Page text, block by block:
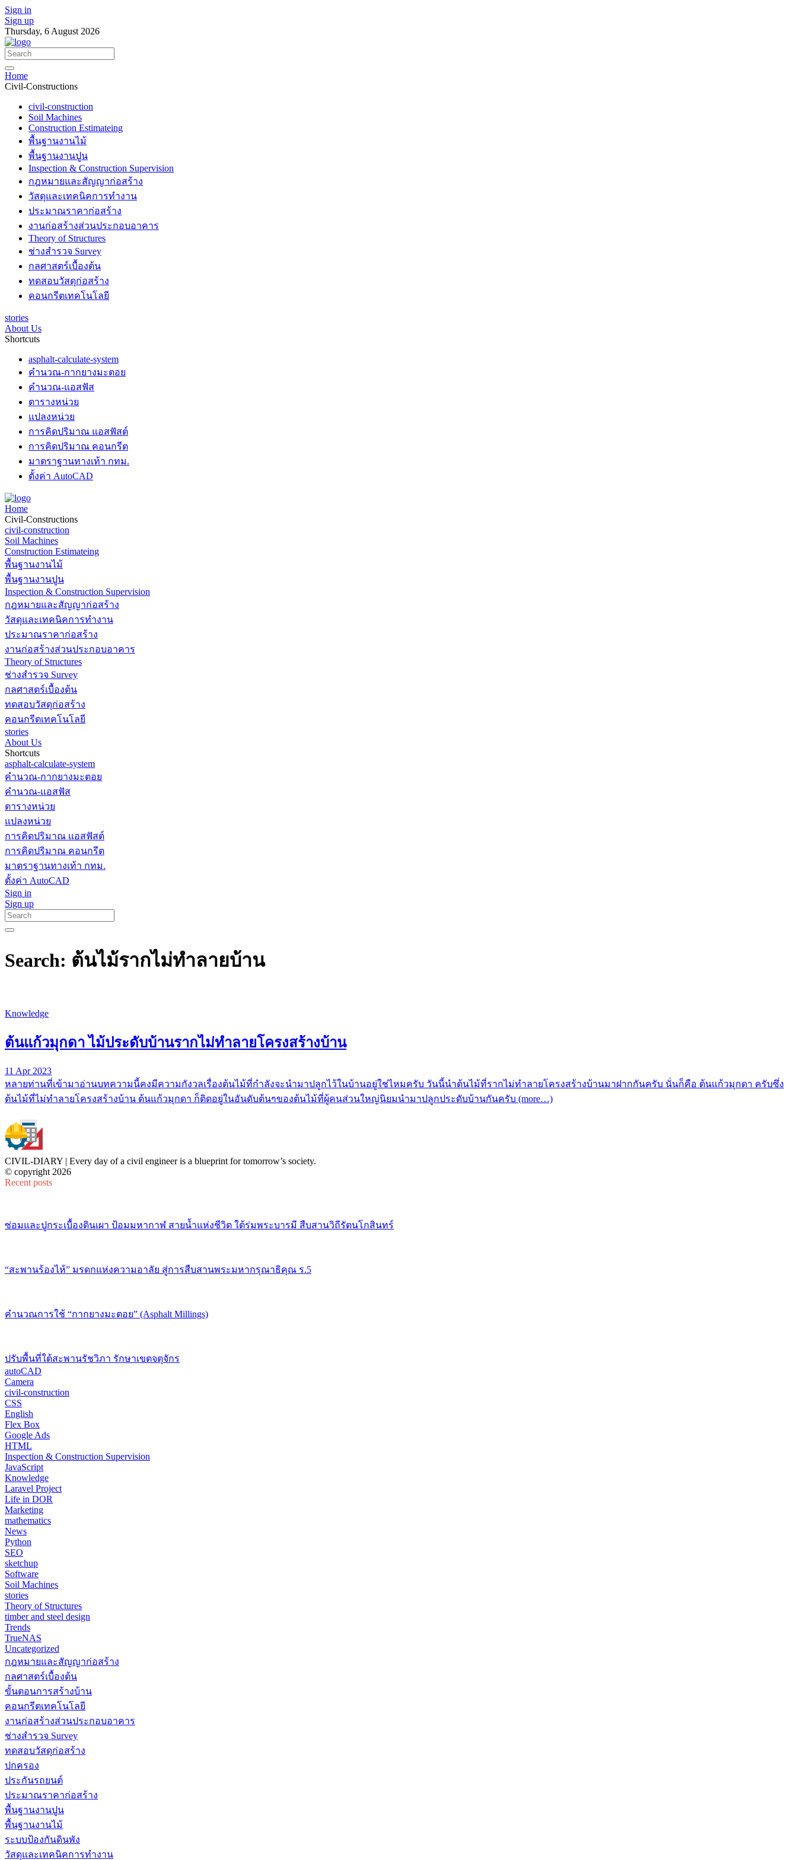
Sign in
Sign up
Thursday, 6 August 2026
Home
Civil-Constructions
civil-construction
Soil Machines
Construction Estimateing
พื้นฐานงานไม้
พื้นฐานงานปูน
Inspection & Construction Supervision
กฎหมายและสัญญาก่อสร้าง
วัสดุและเทคนิคการทำงาน
ประมาณราคาก่อสร้าง
งานก่อสร้างส่วนประกอบอาคาร
Theory of Structures
ช่างสำรวจ Survey
กลศาสตร์เบื้องต้น
ทดสอบวัสดุก่อสร้าง
คอนกรีตเทคโนโลยี
stories
About Us
Shortcuts
asphalt-calculate-system
คำนวณ-กากยางมะตอย
คำนวณ-แอสฟัส
ตารางหน่วย
แปลงหน่วย
การคิดปริมาณ แอสฟัสต์
การคิดปริมาณ คอนกรีต
มาตราฐานทางเท้า กทม.
ตั้งค่า AutoCAD
Home
Civil-Constructions
civil-construction
Soil Machines
Construction Estimateing
พื้นฐานงานไม้
พื้นฐานงานปูน
Inspection & Construction Supervision
กฎหมายและสัญญาก่อสร้าง
วัสดุและเทคนิคการทำงาน
ประมาณราคาก่อสร้าง
งานก่อสร้างส่วนประกอบอาคาร
Theory of Structures
ช่างสำรวจ Survey
กลศาสตร์เบื้องต้น
ทดสอบวัสดุก่อสร้าง
คอนกรีตเทคโนโลยี
stories
About Us
Shortcuts
asphalt-calculate-system
คำนวณ-กากยางมะตอย
คำนวณ-แอสฟัส
ตารางหน่วย
แปลงหน่วย
การคิดปริมาณ แอสฟัสต์
การคิดปริมาณ คอนกรีต
มาตราฐานทางเท้า กทม.
ตั้งค่า AutoCAD
Sign in
Sign up
Search: ต้นไม้รากไม่ทำลายบ้าน
Knowledge
ต้นแก้วมุกดา ไม้ประดับบ้านรากไม่ทำลายโครงสร้างบ้าน
11 Apr 2023
หลายท่านที่เข้ามาอ่านบทความนี้คงมีความกังวลเรื่องต้นไม้ที่กำลังจะนำมาปลูกไว้ในบ้านอยู่ใช่ไหมครับ วันนี้นำต้นไม้ที่รากไม่ทำลายโครงสร้างบ้านมาฝากกันครับ นั่นก็คือ ต้นแก้วมุกดา ครับซึ่ง
ต้นไม้ที่ไม่ทำลายโครงสร้างบ้าน ต้นแก้วมุกดา ก็ติดอยู่ในอันดับต้นๆของต้นไม้ที่ผู้คนส่วนใหญ่นิยมนำมาปลูกประดับบ้านกันครับ (more…)
CIVIL-DIARY | Every day of a civil engineer is a blueprint for tomorrow’s society.
© copyright 2026
Recent posts
ซ่อมและปูกระเบื้องดินเผา ป้อมมหากาฬ สายน้ำแห่งชีวิต ใต้ร่มพระบารมี สืบสานวิถีรัตนโกสินทร์
“สะพานร้องไห้” มรดกแห่งความอาลัย สู่การสืบสานพระมหากรุณาธิคุณ ร.5
คำนวณการใช้ “กากยางมะตอย” (Asphalt Millings)
ปรับพื้นที่ใต้สะพานรัชวิภา รักษาเขตจตุจักร
autoCAD
Camera
civil-construction
CSS
English
Flex Box
Google Ads
HTML
Inspection & Construction Supervision
JavaScript
Knowledge
Laravel Project
Life in DOR
Marketing
mathematics
News
Python
SEO
sketchup
Software
Soil Machines
stories
Theory of Structures
timber and steel design
Trends
TrueNAS
Uncategorized
กฎหมายและสัญญาก่อสร้าง
กลศาสตร์เบื้องต้น
ขั้นตอนการสร้างบ้าน
คอนกรีตเทคโนโลยี
งานก่อสร้างส่วนประกอบอาคาร
ช่างสำรวจ Survey
ทดสอบวัสดุก่อสร้าง
ปกครอง
ประกันรถยนต์
ประมาณราคาก่อสร้าง
พื้นฐานงานปูน
พื้นฐานงานไม้
ระบบป้องกันดินพัง
วัสดุและเทคนิคการทำงาน